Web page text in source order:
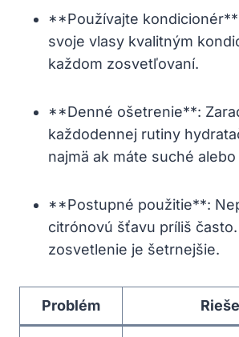
**Používajte
svoje vlasy kvalitným
každom zosvetľovaní.
**Denné ošetrenie**:
každodennej rutiny
najmä ak máte suché
**Postupné použitie**:
citrónovú šťavu príliš
zosvetlenie je šetrnejšie.
Problém